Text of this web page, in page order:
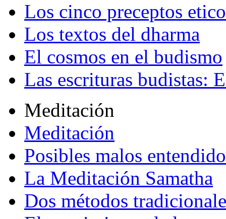
Los cinco preceptos
Los textos del dharma
El cosmos en el budismo
Las escrituras budistas:
Meditación
Meditación
Posibles malos
La Meditación Samatha
Dos métodos